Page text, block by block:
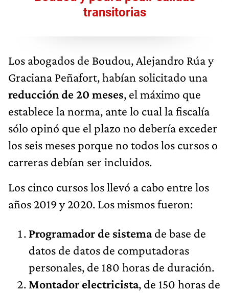
transitorias
Los abogados de Boudou, Alejandro Rúa y
Graciana Peñafort, habían solicitado una
reducción de 20 meses, el máximo que
establece la norma, ante lo cual la fiscalía
sólo opinó que el plazo no debería exceder
los seis meses porque no todos los cursos o
carreras debían ser incluidos.
Los cinco cursos los llevó a cabo entre los
años 2019 y 2020. Los mismos fueron:
Programador de sistemade base de
datos de datos de computadoras
personales, de 180 horas de duración.
Montador electricista, de 150 horas de